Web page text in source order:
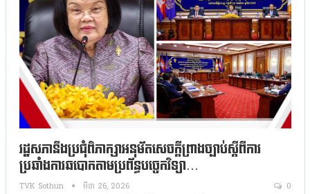
រដ្ឋសភានឹងប្រជុំពិភាក្សាអនុម័តសេចក្តីព្រាងច្បាប់ស្តីពីការ
ប្រឆាំងការឆបោកតាមប្រព័ន្ធបច្ចេកវិទ្យា…
TVK Sothun មីនា 26, 2026 0